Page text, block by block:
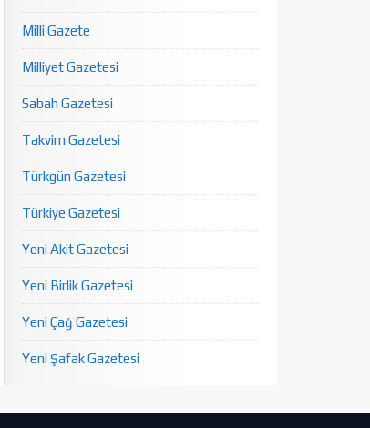
Milli Gazete
Milliyet Gazetesi
Sabah Gazetesi
Takvim Gazetesi
Türkgün Gazetesi
Türkiye Gazetesi
Yeni Akit Gazetesi
Yeni Birlik Gazetesi
Yeni Çağ Gazetesi
Yeni Şafak Gazetesi